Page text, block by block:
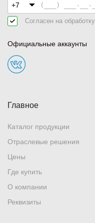
Главное
Каталог продукции
Отраслевые решения
Цены
Где купить
О компании
Реквизиты
Согласен на обработку
Официальные аккаунты